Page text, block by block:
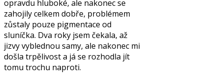
opravdu hluboké, ale nakonec se
zahojily celkem dobře, problémem
zůstaly pouze pigmentace od
sluníčka. Dva roky jsem čekala, až
jizvy vyblednou samy, ale nakonec mi
došla trpělivost a já se rozhodla jít
tomu trochu naproti.